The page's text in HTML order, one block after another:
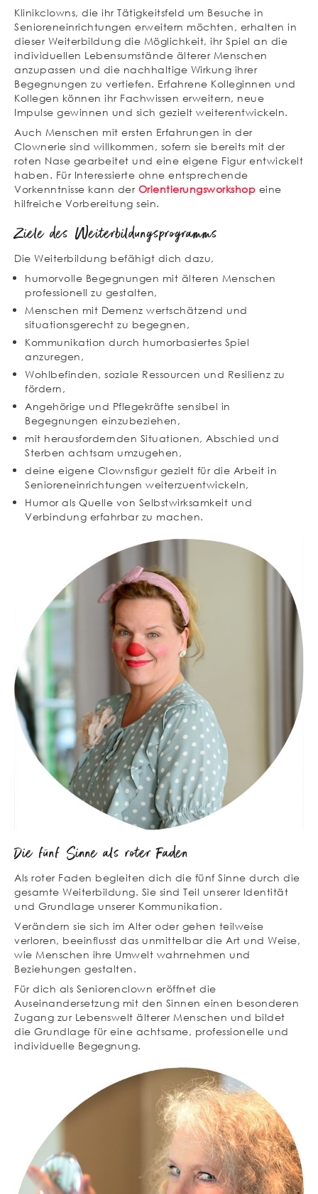
Klinikclowns, die ihr Tätigkeitsfeld um Besuche in
Senioreneinrichtungen erweitern möchten, erhalten in
dieser Weiterbildung die Möglichkeit, ihr Spiel an die
individuellen Lebensumstände älterer Menschen
anzupassen und die nachhaltige Wirkung ihrer
Begegnungen zu vertiefen. Erfahrene Kolleginnen und
Kollegen können ihr Fachwissen erweitern, neue
Impulse gewinnen und sich gezielt weiterentwickeln.
Auch Menschen mit ersten Erfahrungen in der
Clownerie sind willkommen, sofern sie bereits mit der
roten Nase gearbeitet und eine eigene Figur entwickelt
haben. Für Interessierte ohne entsprechende
Vorkenntnisse kann der Orientierungsworkshop eine
hilfreiche Vorbereitung sein.
Ziele des Weiterbildungsprogramms
Die Weiterbildung befähigt dich dazu,
humorvolle Begegnungen mit älteren Menschen
professionell zu gestalten,
Menschen mit Demenz wertschätzend und
situationsgerecht zu begegnen,
Kommunikation durch humorbasiertes Spiel
anzuregen,
Wohlbefinden, soziale Ressourcen und Resilienz zu
fördern,
Angehörige und Pflegekräfte sensibel in
Begegnungen einzubeziehen,
mit herausfordernden Situationen, Abschied und
Sterben achtsam umzugehen,
deine eigene Clownsfigur gezielt für die Arbeit in
Senioreneinrichtungen weiterzuentwickeln,
Humor als Quelle von Selbstwirksamkeit und
Verbindung erfahrbar zu machen.
Die fünf Sinne als roter Faden
Als roter Faden begleiten dich die fünf Sinne durch die
gesamte Weiterbildung. Sie sind Teil unserer Identität
und Grundlage unserer Kommunikation.
Verändern sie sich im Alter oder gehen teilweise
verloren, beeinflusst das unmittelbar die Art und Weise,
wie Menschen ihre Umwelt wahrnehmen und
Beziehungen gestalten.
Für dich als Seniorenclown eröffnet die
Auseinandersetzung mit den Sinnen einen besonderen
Zugang zur Lebenswelt älterer Menschen und bildet
die Grundlage für eine achtsame, professionelle und
individuelle Begegnung.